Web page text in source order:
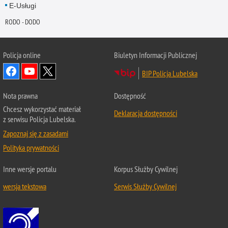
E-Usługi
RODO - DODO
Policja online
Biuletyn Informacji Publicznej
BIP Policja Lubelska
Nota prawna
Chcesz wykorzystać materiał
z serwisu Policja Lubelska.
Zapoznaj się z zasadami
Polityka prywatności
Dostępność
Deklaracja dostępności
Inne wersje portalu
wersja tekstowa
Korpus Służby Cywilnej
Serwis Służby Cywilnej